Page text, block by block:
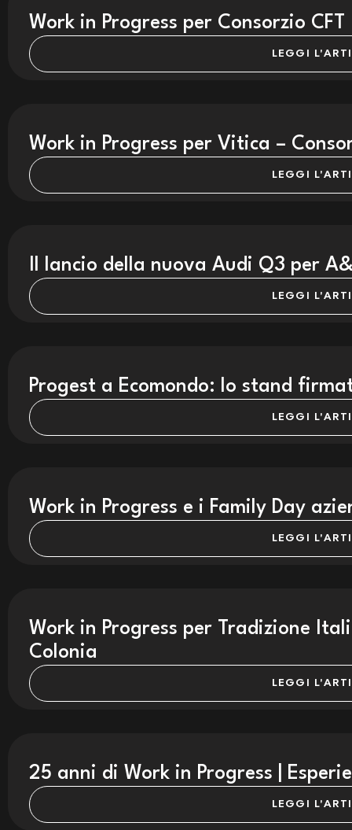
Work in Progress per Consorzio CFT
LEGGI
Work in Progress per Vitica –
LEGGI
Il lancio della nuova Audi Q3 per
LEGGI
Progest a Ecomondo: lo stand
LEGGI
Work in Progress e i Family Day
LEGGI
Work in Progress per Tradizione
Colonia
LEGGI
25 anni di Work in Progress |
LEGGI